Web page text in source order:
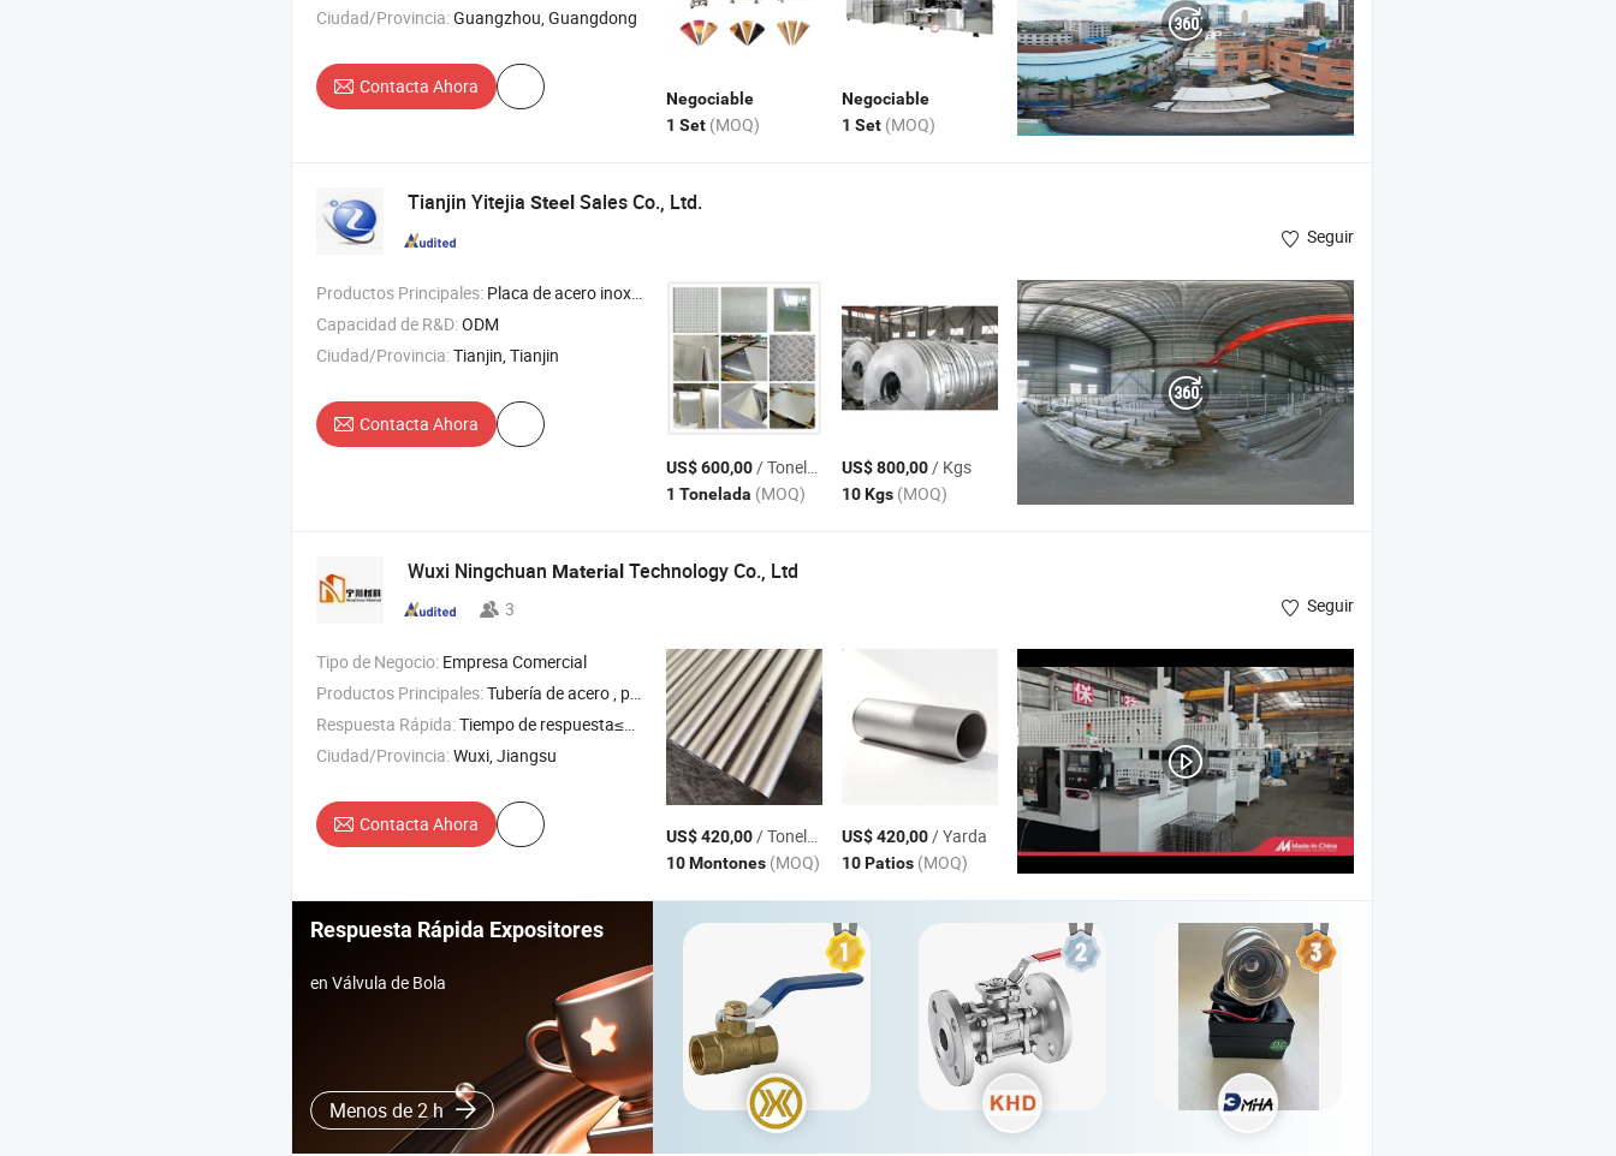
Ciudad/Provincia:Guangzhou, Guangdong
Contacta Ahora
Negociable
1 Set (MOQ)
Negociable
1 Set (MOQ)
Tianjin Yitejia Steel Sales Co., Ltd.
Seguir
Productos Principales: Placa de acero inoxidable , placa de acero , acero aleado , aleación de aluminio , aleación de cobre
Capacidad de R&D:ODM
Ciudad/Provincia:Tianjin, Tianjin
Contacta Ahora
US$ 600,00/ Tonelada
1 Tonelada (MOQ)
US$ 800,00/ Kgs
10 Kgs (MOQ)
Wuxi Ningchuan Material Technology Co., Ltd
3 Seguir
Tipo de Negocio: Empresa Comercial
Productos Principales:Tubería de acero , placa de acero , piezas mecánicas , acero inoxidable , mecanizado CNC
Respuesta Rápida:Tiempo de respuesta≤3h
Ciudad/Provincia:Wuxi, Jiangsu
Contacta Ahora
US$ 420,00/ Tonelada
10 Montones (MOQ)
US$ 420,00/ Yarda
10 Patios (MOQ)
Respuesta Rápida Expositores
en Válvula de Bola
Menos de 2 h